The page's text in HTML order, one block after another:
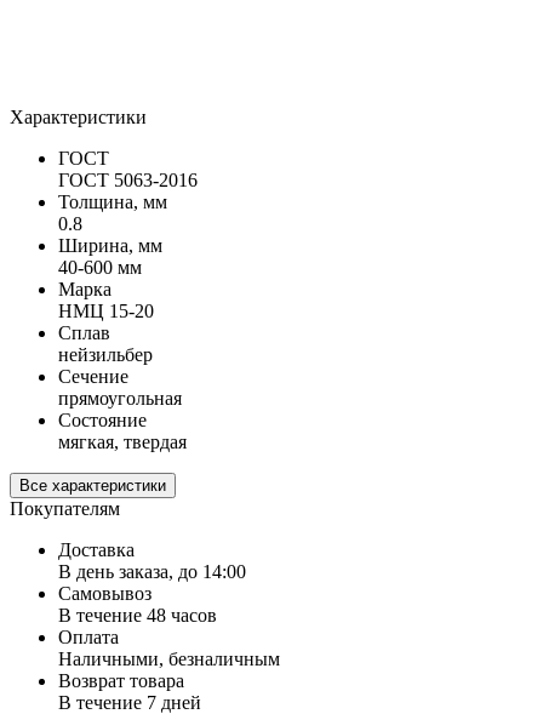
Характеристики
ГОСТ
ГОСТ 5063-2016
Толщина, мм
0.8
Ширина, мм
40-600 мм
Марка
НМЦ 15-20
Сплав
нейзильбер
Сечение
прямоугольная
Состояние
мягкая, твердая
Все характеристики
Покупателям
Доставка
В день заказа, до 14:00
Самовывоз
В течение 48 часов
Оплата
Наличными, безналичным
Возврат товара
В течение 7 дней